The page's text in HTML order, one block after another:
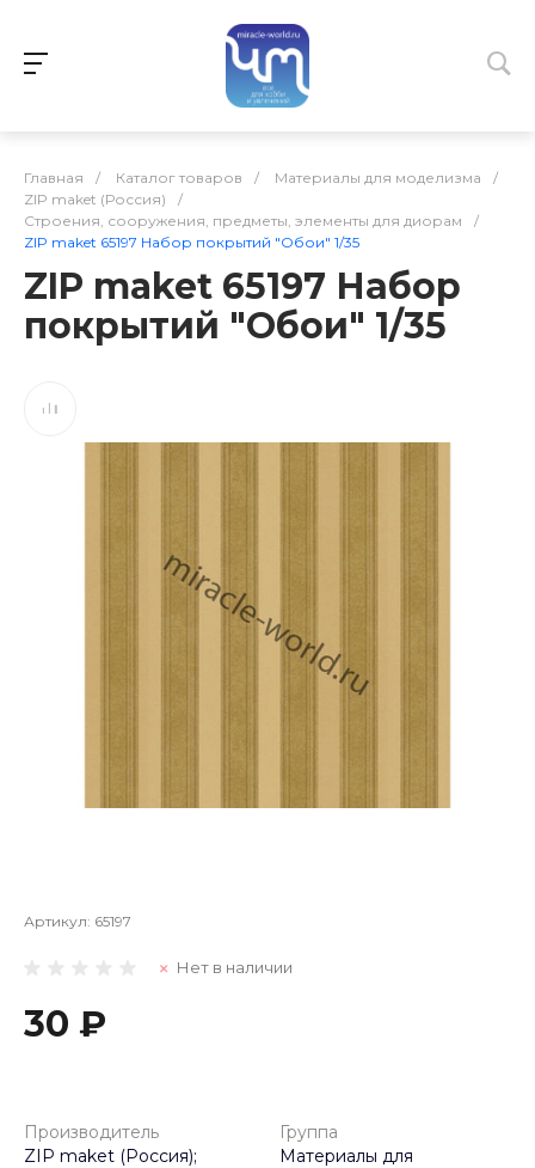
Главная / Каталог товаров / Материалы для моделизма
/
ZIP maket (Россия)
/
Строения, сооружения, предметы, элементы для диорам
/
ZIP maket 65197 Набор покрытий "Обои" 1/35
ZIP maket 65197 Набор
покрытий "Обои" 1/35
Артикул: 65197
Нет в наличии
30 ₽
Производитель
ZIP maket (Россия);
Группа
Материалы для